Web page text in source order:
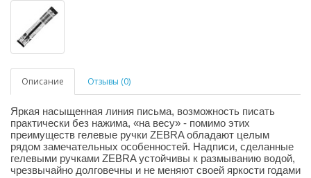
Описание Отзывы (0)
Яркая насыщенная линия письма, возможность писать
практически без нажима, «на весу» - помимо этих
преимуществ гелевые ручки ZEBRA обладают целым
рядом замечательных особенностей. Надписи, сделанные
гелевыми ручками ZEBRA устойчивы к размыванию водой,
чрезвычайно долговечны и не меняют своей яркости годами